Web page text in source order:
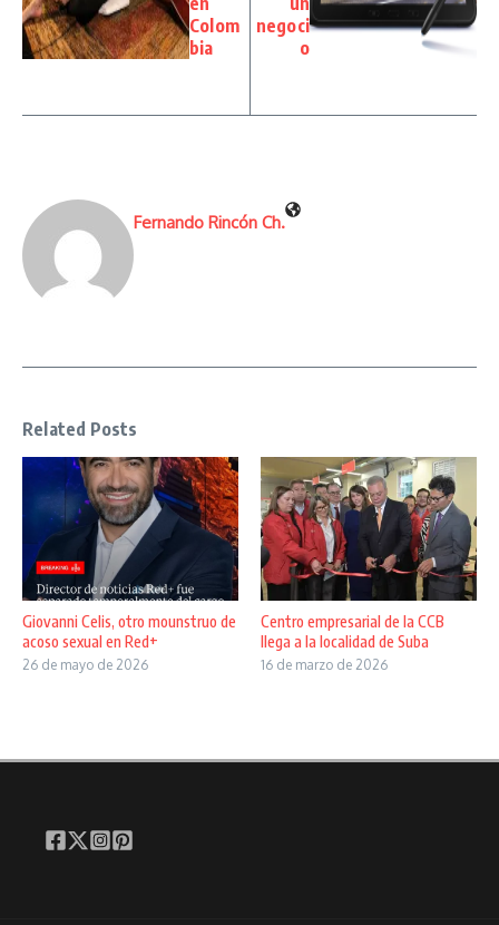
Colom
bia
negoci
o
Fernando Rincón Ch.
Related Posts
Giovanni Celis, otro mounstruo de
acoso sexual en Red+
26 de mayo de 2026
Centro empresarial de la CCB
llega a la localidad de Suba
16 de marzo de 2026